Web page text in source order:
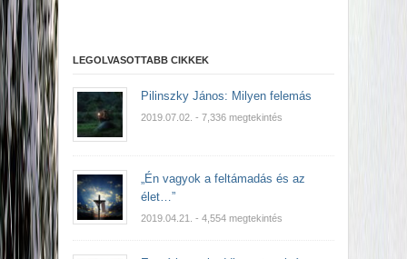
LEGOLVASOTTABB CIKKEK
Pilinszky János: Milyen felemás
2019.07.02. - 7,336 megtekintés
„Én vagyok a feltámadás és az
élet…”
2019.04.21. - 4,554 megtekintés